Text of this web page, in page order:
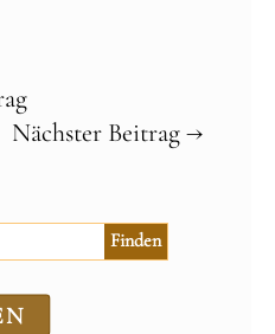
Nächster Beitrag→